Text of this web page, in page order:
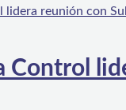
Control